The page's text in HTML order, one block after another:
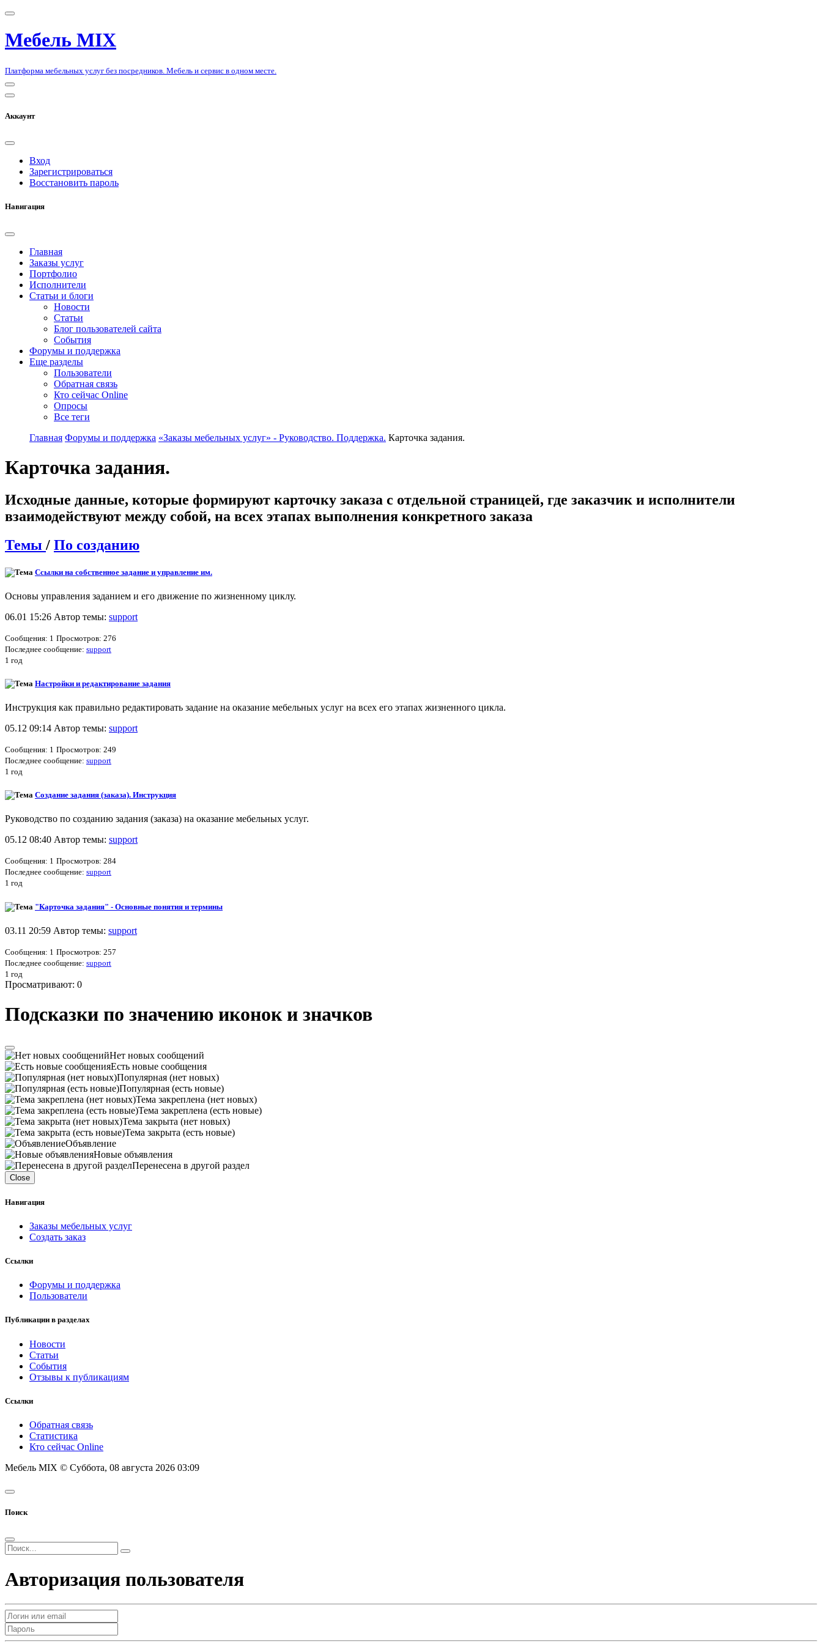
Мебель MIX
Платформа мебельных услуг без посредников. Мебель и сервис в одном месте.
Аккаунт
Вход
Зарегистрироваться
Восстановить пароль
Навигация
Главная
Заказы услуг
Портфолио
Исполнители
Статьи и блоги
Новости
Статьи
Блог пользователей сайта
События
Форумы и поддержка
Еще разделы
Пользователи
Обратная связь
Кто сейчас Online
Опросы
Все теги
Главная Форумы и поддержка «Заказы мебельных услуг» - Руководство. Поддержка. Карточка задания.
Карточка задания.
Исходные данные, которые формируют карточку заказа с отдельной страницей, где заказчик и исполнители
взаимодействуют между собой, на всех этапах выполнения конкретного заказа
Темы / По созданию
Ссылки на собственное задание и управление им.
Основы управления заданием и его движение по жизненному циклу.
06.01 15:26 Автор темы: support
Сообщения: 1 Просмотров: 276
Последнее сообщение: support
1 год
Настройки и редактирование задания
Инструкция как правильно редактировать задание на оказание мебельных услуг на всех его этапах жизненного цикла.
05.12 09:14 Автор темы: support
Сообщения: 1 Просмотров: 249
Последнее сообщение: support
1 год
Создание задания (заказа). Инструкция
Руководство по созданию задания (заказа) на оказание мебельных услуг.
05.12 08:40 Автор темы: support
Сообщения: 1 Просмотров: 284
Последнее сообщение: support
1 год
"Карточка задания" - Основные понятия и термины
03.11 20:59 Автор темы: support
Сообщения: 1 Просмотров: 257
Последнее сообщение: support
1 год
Просматривают: 0
Подсказки по значению иконок и значков
Нет новых сообщений
Есть новые сообщения
Популярная (нет новых)
Популярная (есть новые)
Тема закреплена (нет новых)
Тема закреплена (есть новые)
Тема закрыта (нет новых)
Тема закрыта (есть новые)
Объявление
Новые объявления
Перенесена в другой раздел
Close
Навигация
Заказы мебельных услуг
Создать заказ
Ссылки
Форумы и поддержка
Пользователи
Публикации в разделах
Новости
Статьи
События
Отзывы к публикациям
Ссылки
Обратная связь
Статистика
Кто сейчас Online
Мебель MIX © Суббота, 08 августа 2026 03:09
Поиск
Авторизация пользователя